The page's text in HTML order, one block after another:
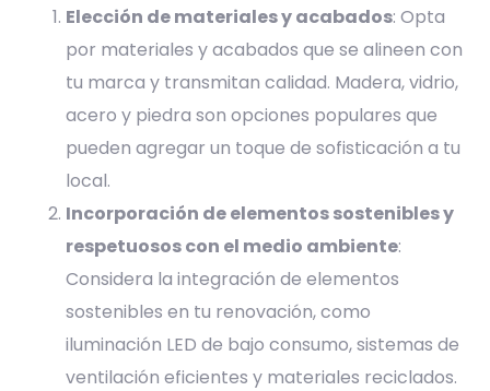
Elección de materiales y acabados: Opta
por materiales y acabados que se alineen con
tu marca y transmitan calidad. Madera, vidrio,
acero y piedra son opciones populares que
pueden agregar un toque de sofisticación a tu
local.
Incorporación de elementos sostenibles y
respetuosos con el medio ambiente:
Considera la integración de elementos
sostenibles en tu renovación, como
iluminación LED de bajo consumo, sistemas de
ventilación eficientes y materiales reciclados.